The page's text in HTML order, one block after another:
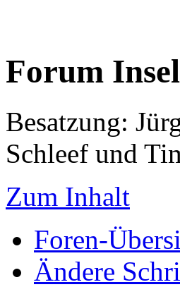
Forum
Besatzung:
Schleef und
Zum Inhalt
Foren-
Ändere